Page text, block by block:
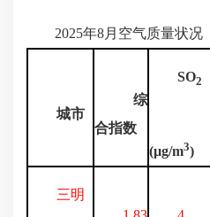
2025年8月空气质量状况
城市
综
合指数
SO2
(µg/m3)
三明